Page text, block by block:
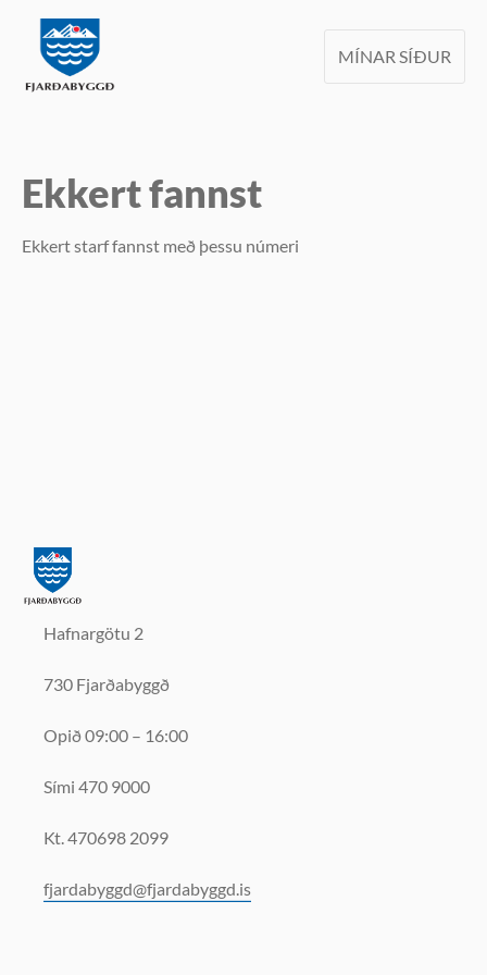
MÍNAR SÍÐUR
Ekkert fannst
Ekkert starf fannst með þessu númeri
Hafnargötu 2
730 Fjarðabyggð
Opið 09:00 – 16:00
Sími 470 9000
Kt. 470698 2099
fjardabyggd@fjardabyggd.is